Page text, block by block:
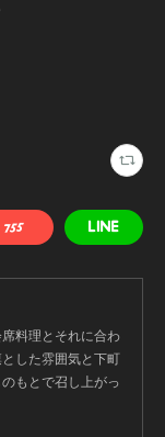
料理とそれに合わ
した雰囲気と下町
もとで召し上がっ